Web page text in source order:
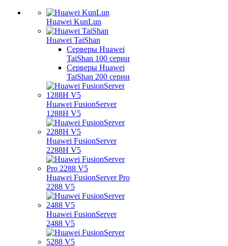
Huawei KunLun
Huawei TaiShan
Серверы Huawei
TaiShan 100 серии
Серверы Huawei
TaiShan 200 серии
Huawei FusionServer
1288H V5
Huawei FusionServer
2288H V5
Huawei FusionServer Pro
2288 V5
Huawei FusionServer
2488 V5